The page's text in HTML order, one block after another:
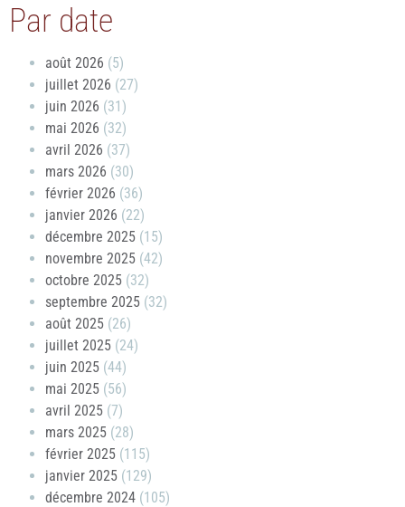
Par date
août 2026 (5)
juillet 2026 (27)
juin 2026 (31)
mai 2026 (32)
avril 2026 (37)
mars 2026 (30)
février 2026 (36)
janvier 2026 (22)
décembre 2025 (15)
novembre 2025 (42)
octobre 2025 (32)
septembre 2025 (32)
août 2025 (26)
juillet 2025 (24)
juin 2025 (44)
mai 2025 (56)
avril 2025 (7)
mars 2025 (28)
février 2025 (115)
janvier 2025 (129)
décembre 2024 (105)